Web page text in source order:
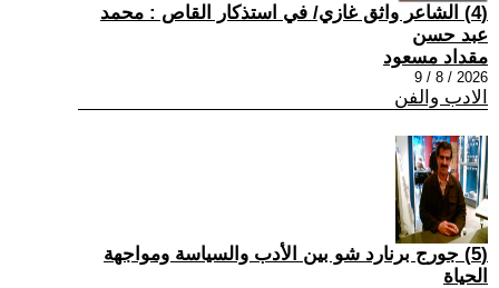
(4) الشاعر واثق غازي/ في استذكار القاص : محمد
عبد حسن
مقداد مسعود
2026 / 8 / 9
الادب والفن
(5) جورج برنارد شو بين الأدب والسياسة ومواجهة
الحياة